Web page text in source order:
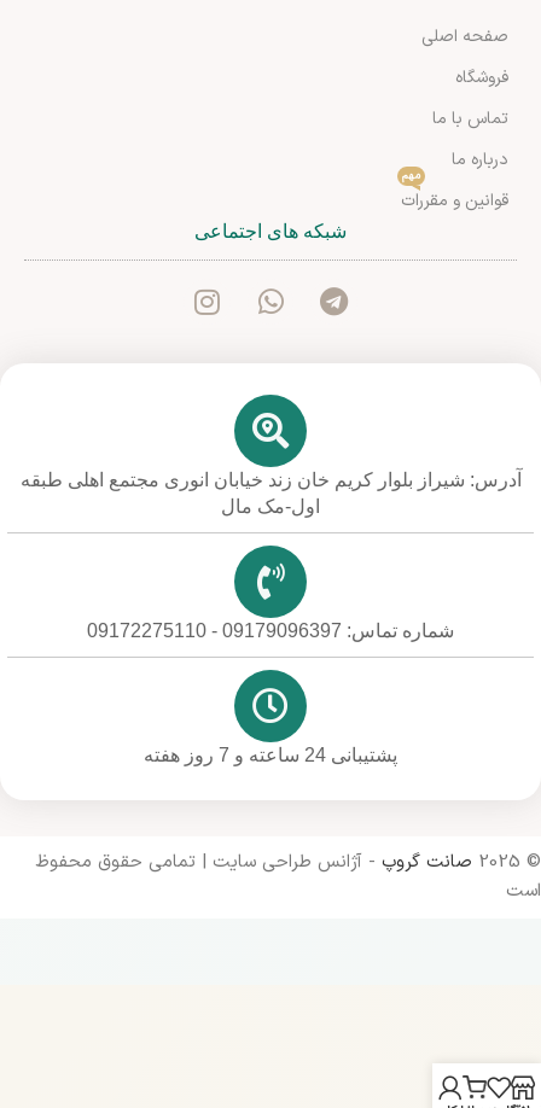
صفحه اصلی
فروشگاه
تماس با ما
درباره ما
قوانین و مقررات
مهم
شبکه های اجتماعی
آدرس: شیراز بلوار کریم خان زند خیابان انوری مجتمع اهلی طبقه
اول-مک مال
شماره تماس: 09179096397 - 09172275110
پشتیبانی 24 ساعته و 7 روز هفته
© 2025 صانت گروپ - آژانس طراحی سایت | تمامی حقوق محفوظ
است